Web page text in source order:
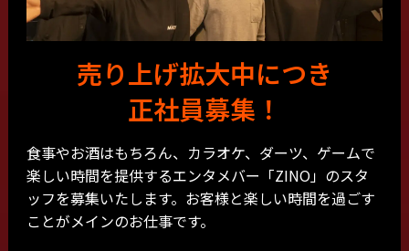
売り上げ拡大中につき
正社員募集！
食事やお酒はもちろん、カラオケ、ダーツ、ゲームで
楽しい時間を提供するエンタメバー「ZINO」のスタ
ッフを募集いたします。お客様と楽しい時間を過ごす
ことがメインのお仕事です。